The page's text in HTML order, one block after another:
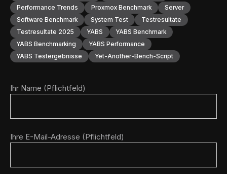
Performance Trends
Proxmox Benchmark
Server
Software Benchmark
System Test
Testresultate
Testresultate 2025
YABS
YABS Benchmark
YABS Benchmarking
YABS Performance
YABS Testergebnisse
Yet-Another-Bench-Script
Ihr Name (Pflichtfeld)
Ihre E-Mail-Adresse (Pflichtfeld)